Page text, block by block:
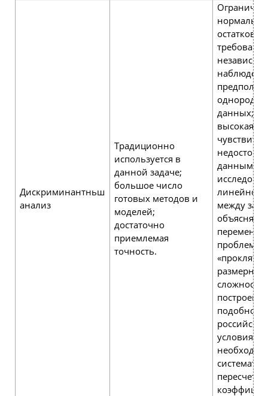
Дискриминантньш
анализ
Традиционно
используется в
данной задаче;
большое число
готовых методов и
моделей;
достаточно
приемлемая
точность.
остатков;
данных;
высокая
данным;
линейной
между
проблема
«проклятия
сложности
построения
подобной
российских
условиях;
пересчета